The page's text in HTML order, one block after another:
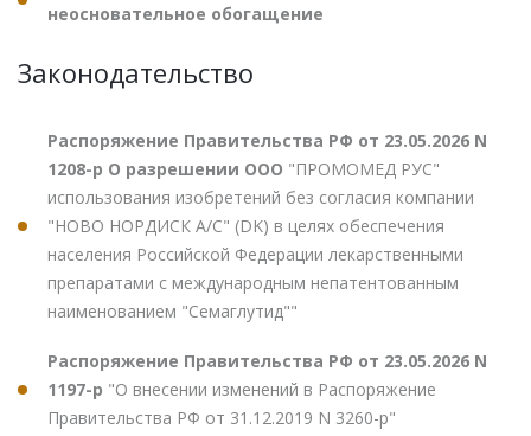
неосновательное обогащение
Законодательство
Распоряжение Правительства РФ от 23.05.2026 N
1208-р О разрешении ООО "ПРОМОМЕД РУС"
использования изобретений без согласия компании
"НОВО НОРДИСК А/С" (DK) в целях обеспечения
населения Российской Федерации лекарственными
препаратами с международным непатентованным
наименованием "Семаглутид""
Распоряжение Правительства РФ от 23.05.2026 N
1197-р "О внесении изменений в Распоряжение
Правительства РФ от 31.12.2019 N 3260-р"